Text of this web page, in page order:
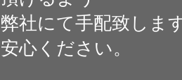
弊社にて手配致しま
安心ください。